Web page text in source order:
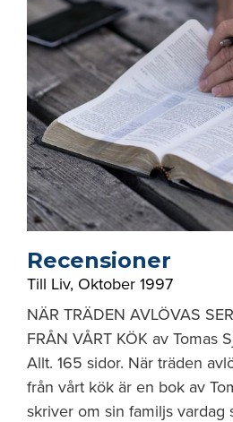
Recensioner
Till Liv, Oktober 1997
NÄR TRÄDEN AVLÖVAS
FRÅN VÅRT KÖK av Tomas
Allt. 165 sidor. När träden
från vårt kök är en bok av
skriver om sin familjs vardag